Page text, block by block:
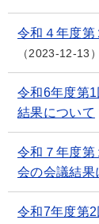
令和４年度第
2023-12-13
令和6年度第
結果について
令和７年度第
会の会議結果
令和7年度第